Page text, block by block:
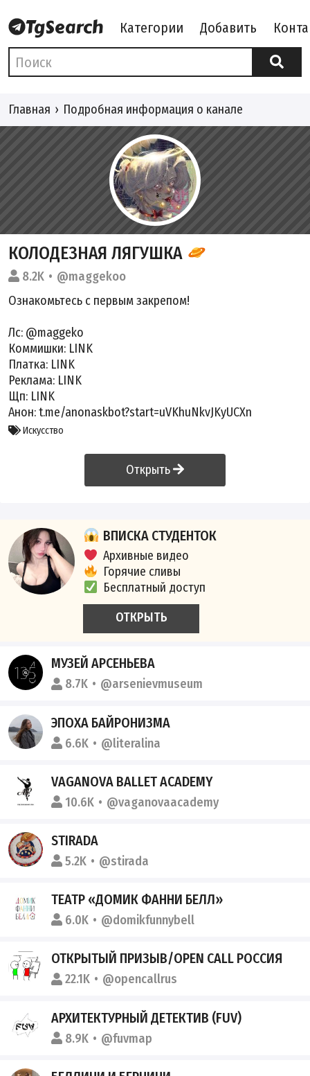
Категории Добавить
Главная Подробная информация о канале
КОЛОДЕЗНАЯ ЛЯГУШКА
8.2K
@maggekoo
Ознакомьтесь с первым закрепом!
Лс: @maggeko
Коммишки: LINK
Платка: LINK
Реклама: LINK
Щп: LINK
Анон: t.me/anonaskbot?start=uVKhuNkvJKyUCXn
Искусство
Открыть
ВПИСКА СТУДЕНТОК
Архивные видео
Горячие сливы
Бесплатный доступ
ОТКРЫТЬ
МУЗЕЙ АРСЕНЬЕВА
8.7K @arsenievmuseum
ЭПОХА БАЙРОНИЗМА
6.6K @literalina
VAGANOVA BALLET ACADEMY
10.6K @vaganovaacademy
STIRADA
5.2K @stirada
ТЕАТР «ДОМИК ФАННИ БЕЛЛ»
6.0K @domikfunnybell
ОТКРЫТЫЙ ПРИЗЫВ/OPEN CALL РОССИЯ
22.1K @opencallrus
АРХИТЕКТУРНЫЙ ДЕТЕКТИВ (FUV)
8.9K @fuvmap